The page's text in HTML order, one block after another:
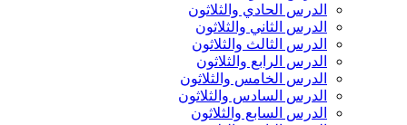
الدرس الحادي والثلاثون
الدرس الثاني والثلاثون
الدرس الثالث والثلاثون
الدرس الرابع والثلاثون
الدرس الخامس والثلاثون
الدرس السادس والثلاثون
الدرس السابع والثلاثون